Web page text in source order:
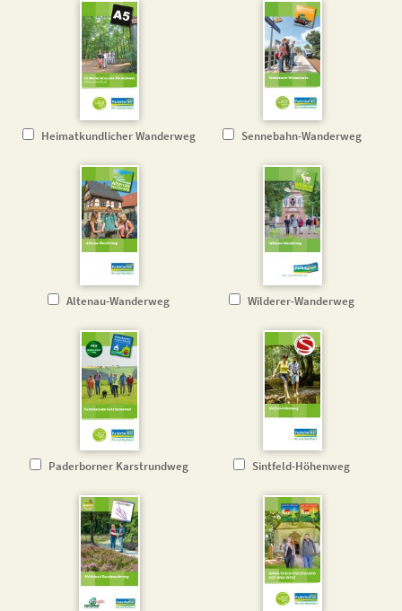
Heimatkundlicher Wanderweg Sennebahn-Wanderweg
Altenau-Wanderweg Wilderer-Wanderweg
Paderborner Karstrundweg Sintfeld-Höhenweg